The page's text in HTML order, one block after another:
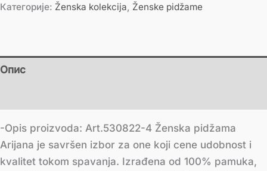
Категорије: Ženska kolekcija, Ženske pidžame
Опис
-Opis proizvoda: Art.530822-4 Ženska pidžama
Arijana je savršen izbor za one koji cene udobnost i
kvalitet tokom spavanja. Izrađena od 100% pamuka,